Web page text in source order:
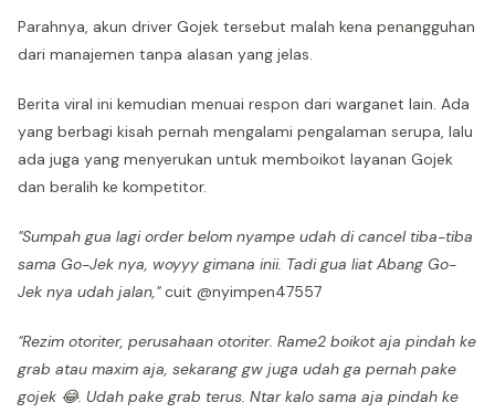
Parahnya, akun driver Gojek tersebut malah kena penangguhan
dari manajemen tanpa alasan yang jelas.
Berita viral ini kemudian menuai respon dari warganet lain. Ada
yang berbagi kisah pernah mengalami pengalaman serupa, lalu
ada juga yang menyerukan untuk memboikot layanan Gojek
dan beralih ke kompetitor.
"Sumpah gua lagi order belom nyampe udah di cancel tiba-tiba
sama Go-Jek nya, woyyy gimana inii. Tadi gua liat Abang Go-
Jek nya udah jalan,"cuit @nyimpen47557
"Rezim otoriter, perusahaan otoriter. Rame2 boikot aja pindah ke
grab atau maxim aja, sekarang gw juga udah ga pernah pake
gojek 😂. Udah pake grab terus. Ntar kalo sama aja pindah ke